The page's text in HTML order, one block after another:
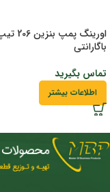
باگارانتی
تماس بگیرید
اطلاعات بیشتر